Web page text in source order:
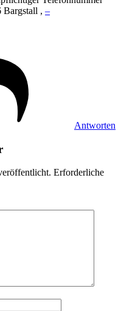
Bargstall , –
Antworten
Erforderliche